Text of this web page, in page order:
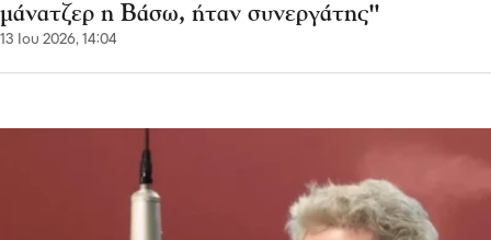
μάνατζερ η Βάσω, ήταν συνεργάτης"
13 Ιου 2026, 14:04